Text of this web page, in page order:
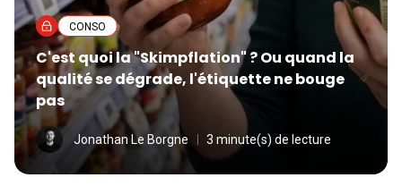
CONSO
C'est quoi la "Skimpflation" ? Ou quand la
qualité se dégrade, l'étiquette ne bouge
pas
Jonathan Le Borgne 3 minute(s) de lecture